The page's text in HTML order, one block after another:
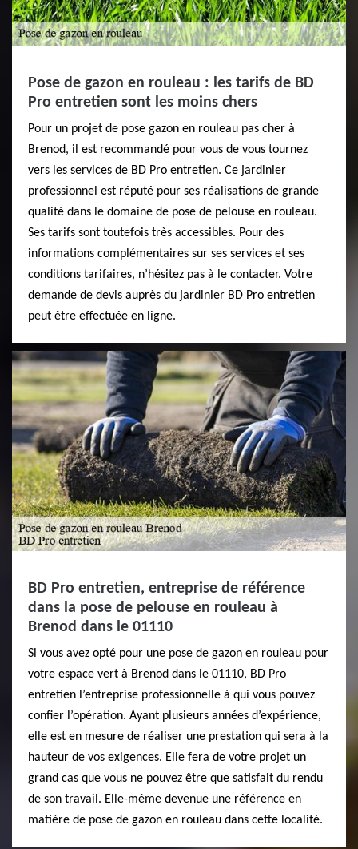
Pose de gazon en rouleau : les tarifs de BD
Pro entretien sont les moins chers
Pour un projet de pose gazon en rouleau pas cher à
Brenod, il est recommandé pour vous de vous tournez
vers les services de BD Pro entretien. Ce jardinier
professionnel est réputé pour ses réalisations de grande
qualité dans le domaine de pose de pelouse en rouleau.
Ses tarifs sont toutefois très accessibles. Pour des
informations complémentaires sur ses services et ses
conditions tarifaires, n’hésitez pas à le contacter. Votre
demande de devis auprès du jardinier BD Pro entretien
peut être effectuée en ligne.
BD Pro entretien, entreprise de référence
dans la pose de pelouse en rouleau à
Brenod dans le 01110
Si vous avez opté pour une pose de gazon en rouleau pour
votre espace vert à Brenod dans le 01110, BD Pro
entretien l’entreprise professionnelle à qui vous pouvez
confier l’opération. Ayant plusieurs années d’expérience,
elle est en mesure de réaliser une prestation qui sera à la
hauteur de vos exigences. Elle fera de votre projet un
grand cas que vous ne pouvez être que satisfait du rendu
de son travail. Elle-même devenue une référence en
matière de pose de gazon en rouleau dans cette localité.